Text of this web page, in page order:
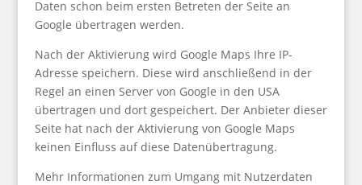
Daten schon beim ersten Betreten der Seite an
Google übertragen werden.
Nach der Aktivierung wird Google Maps Ihre IP-
Adresse speichern. Diese wird anschließend in der
Regel an einen Server von Google in den USA
übertragen und dort gespeichert. Der Anbieter dieser
Seite hat nach der Aktivierung von Google Maps
keinen Einfluss auf diese Datenübertragung.
Mehr Informationen zum Umgang mit Nutzerdaten